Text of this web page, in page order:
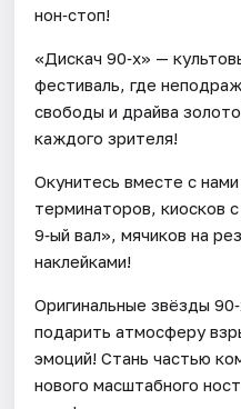
нон‑стоп!
«Дискач 90‑х» —
фестиваль, где
свободы и драйва
каждого зрителя!
Окунитесь вместе с
терминаторов, киосков
9‑ый вал», мячиков на
наклейками!
Оригинальные звёзды
подарить атмосферу
эмоций! Стань частью
нового масштабного